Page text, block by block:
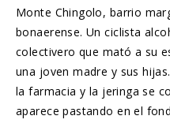
Monte Chingolo, barrio
bonaerense. Un ciclista
colectivero que mató a su
una joven madre y sus
la farmacia y la jeringa se
aparece pastando en el